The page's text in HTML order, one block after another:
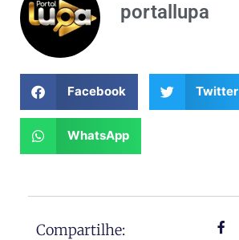
portallupa
Facebook Twitter
WhatsApp
Compartilhe: